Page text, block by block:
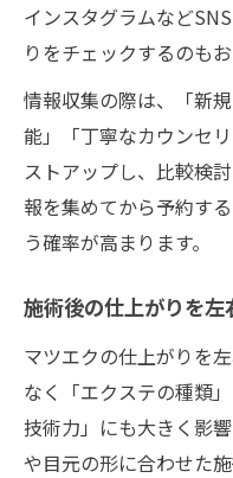
インスタグラムなど
りをチェックするのもお
情報収集の際は、「新
能」「丁寧なカウンセ
ストアップし、比較検
報を集めてから予約す
う確率が高まります。
施術後の仕上がりを左
マツエクの仕上がりを
なく「エクステの種類
技術力」にも大きく影
や目元の形に合わせた